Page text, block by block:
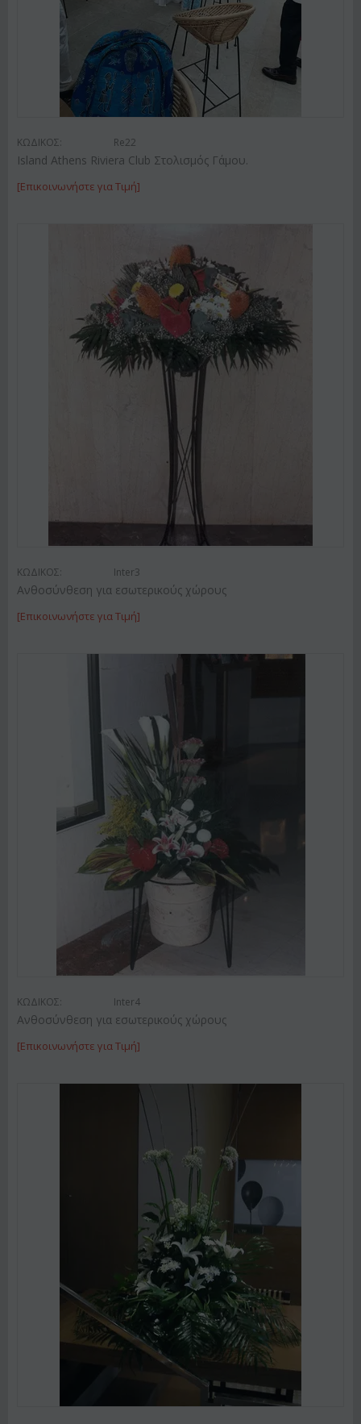
ΚΩΔΙΚΟΣ: Re22
Island Athens Riviera Club Στολισμός Γάμου.
[Επικοινωνήστε για Τιμή]
ΚΩΔΙΚΟΣ: Inter3
Ανθοσύνθεση για εσωτερικούς χώρους
[Επικοινωνήστε για Τιμή]
ΚΩΔΙΚΟΣ: Inter4
Ανθοσύνθεση για εσωτερικούς χώρους
[Επικοινωνήστε για Τιμή]